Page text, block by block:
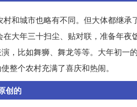
和城市也略有不同。但大体都继
大年三十扫尘、贴对联，准备年
，比如舞狮、舞龙等等。大年初一
整个农村充满了喜庆和热闹。
创的